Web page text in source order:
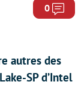
0
autres des
SP d’Intel